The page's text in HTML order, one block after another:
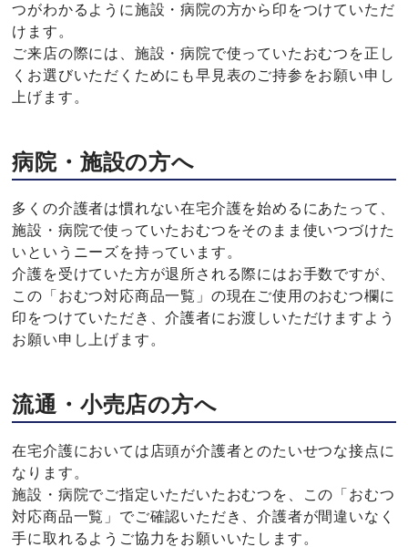
つがわかるように施設・病院の方から印をつけていただ
けます。
ご来店の際には、施設・病院で使っていたおむつを正し
くお選びいただくためにも早見表のご持参をお願い申し
上げます。
病院・施設の方へ
多くの介護者は慣れない在宅介護を始めるにあたって、
施設・病院で使っていたおむつをそのまま使いつづけた
いというニーズを持っています。
介護を受けていた方が退所される際にはお手数ですが、
この「おむつ対応商品一覧」の現在ご使用のおむつ欄に
印をつけていただき、介護者にお渡しいただけますよう
お願い申し上げます。
流通・小売店の方へ
在宅介護においては店頭が介護者とのたいせつな接点に
なります。
施設・病院でご指定いただいたおむつを、この「おむつ
対応商品一覧」でご確認いただき、介護者が間違いなく
手に取れるようご協力をお願いいたします。